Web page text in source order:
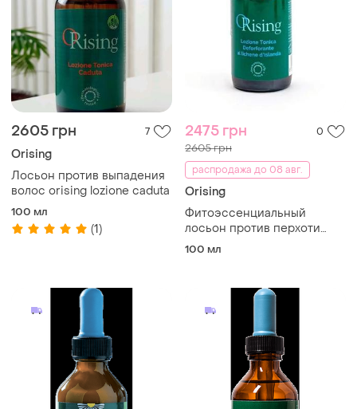
2605 грн 7
Orising
Лосьон против выпадения
волос orising lozione caduta
100 мл
(1)
2475 грн 0
2605 грн
распродажа до 08 авг.
Orising
Фитоэссенциальный
лосьон против перхоти
orising antiforfora lotion
100 мл